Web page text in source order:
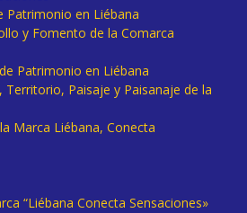
Patrimonio en Liébana
y Fomento de la Comarca
Patrimonio en Liébana
Territorio, Paisaje y Paisanaje de la
Marca Liébana, Conecta
“Liébana Conecta Sensaciones»